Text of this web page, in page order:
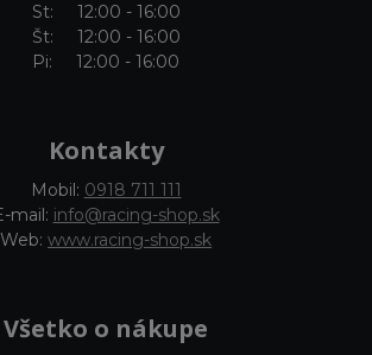
St: 12:00 - 16:00
Št: 12:00 - 16:00
Pi: 12:00 - 16:00
Kontakty
Mobil: 0918 711 111
mail: info@racing-shop.sk
Web: www.racing-shop.sk
Všetko o nákupe